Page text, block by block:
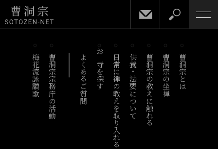
梅花流詠讃歌 曹洞宗宗務庁の活動 よくあるご質問 お寺を探す 日常に禅の教えを取り入れる供養・法要について曹洞宗の教えに触れる 曹洞宗の坐禅 曹洞宗とは